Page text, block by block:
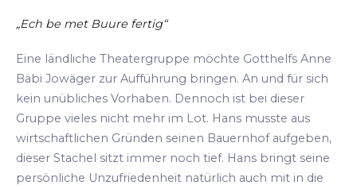
„Ech be met Buure fertig“
Eine ländliche Theatergruppe möchte Gotthelfs Anne
Bäbi Jowäger zur Aufführung bringen. An und für sich
kein unübliches Vorhaben. Dennoch ist bei dieser
Gruppe vieles nicht mehr im Lot. Hans musste aus
wirtschaftlichen Gründen seinen Bauernhof aufgeben,
dieser Stachel sitzt immer noch tief. Hans bringt seine
persönliche Unzufriedenheit natürlich auch mit in die